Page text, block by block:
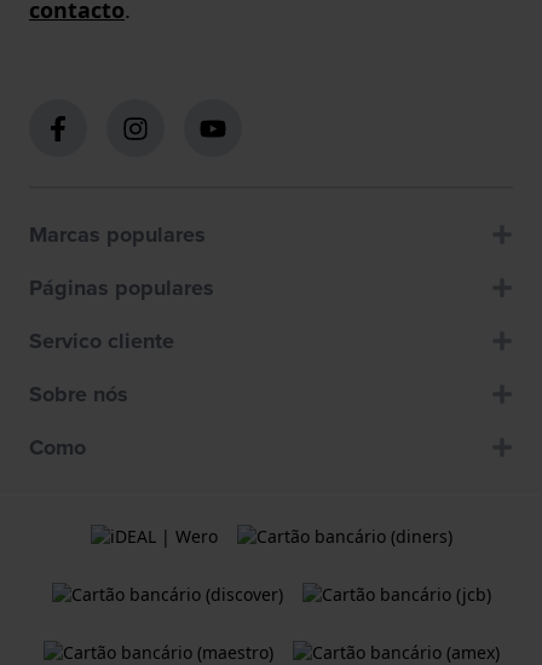
contacto.
Marcas populares
Páginas populares
Servico cliente
Sobre nós
Como